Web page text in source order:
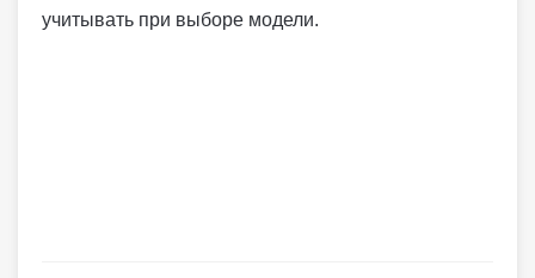
учитывать при выборе модели.